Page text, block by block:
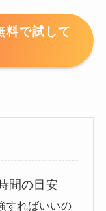
料で試して
間の目安
すればいいの